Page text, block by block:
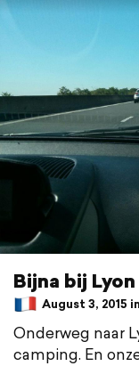
Bijna bij Lyon
August 3, 2015
Onderweg naar
camping. En